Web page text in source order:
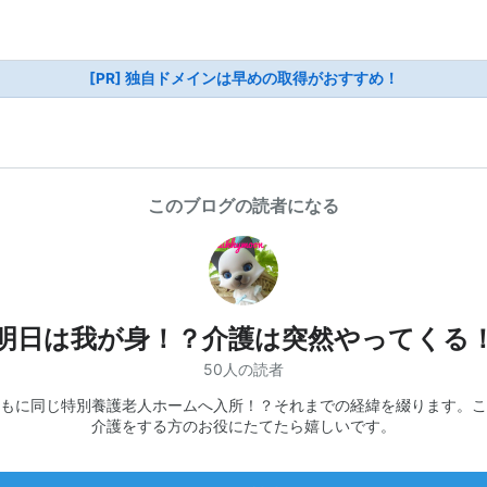
[PR] 独自ドメインは早めの取得がおすすめ！
このブログの読者になる
日は我が身！？介護は突然やってくる！
50人の読者
に同じ特別養護老人ホームへ入所！？それまでの経緯を綴ります。
介護をする方のお役にたてたら嬉しいです。